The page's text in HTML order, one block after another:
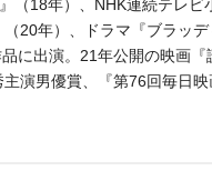
（18年）、NHK連続テレビ
20年）、ドラマ『ブラッ
に出演。21年公開の映画『
演男優賞、『第76回毎日